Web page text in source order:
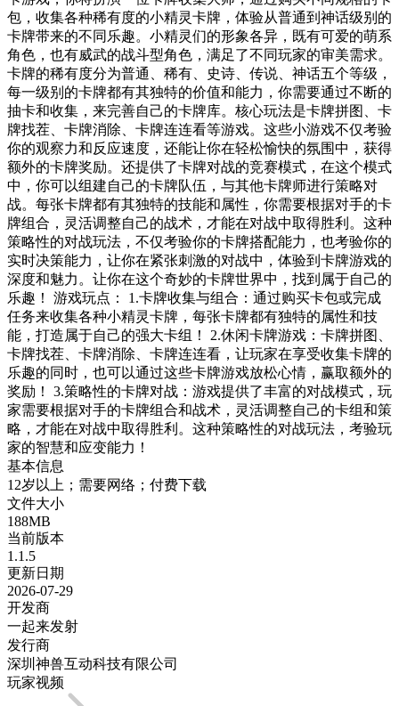
包，收集各种稀有度的小精灵卡牌，体验从普通到神话级别的
卡牌带来的不同乐趣。小精灵们的形象各异，既有可爱的萌系
角色，也有威武的战斗型角色，满足了不同玩家的审美需求。
卡牌的稀有度分为普通、稀有、史诗、传说、神话五个等级，
每一级别的卡牌都有其独特的价值和能力，你需要通过不断的
抽卡和收集，来完善自己的卡牌库。核心玩法是卡牌拼图、卡
牌找茬、卡牌消除、卡牌连连看等游戏。这些小游戏不仅考验
你的观察力和反应速度，还能让你在轻松愉快的氛围中，获得
额外的卡牌奖励。还提供了卡牌对战的竞赛模式，在这个模式
中，你可以组建自己的卡牌队伍，与其他卡牌师进行策略对
战。每张卡牌都有其独特的技能和属性，你需要根据对手的卡
牌组合，灵活调整自己的战术，才能在对战中取得胜利。这种
策略性的对战玩法，不仅考验你的卡牌搭配能力，也考验你的
实时决策能力，让你在紧张刺激的对战中，体验到卡牌游戏的
深度和魅力。让你在这个奇妙的卡牌世界中，找到属于自己的
乐趣！ 游戏玩点： 1.卡牌收集与组合：通过购买卡包或完成
任务来收集各种小精灵卡牌，每张卡牌都有独特的属性和技
能，打造属于自己的强大卡组！ 2.休闲卡牌游戏：卡牌拼图、
卡牌找茬、卡牌消除、卡牌连连看，让玩家在享受收集卡牌的
乐趣的同时，也可以通过这些卡牌游戏放松心情，赢取额外的
奖励！ 3.策略性的卡牌对战：游戏提供了丰富的对战模式，玩
家需要根据对手的卡牌组合和战术，灵活调整自己的卡组和策
略，才能在对战中取得胜利。这种策略性的对战玩法，考验玩
家的智慧和应变能力！
基本信息
12岁以上；需要网络；付费下载
文件大小
188MB
当前版本
1.1.5
更新日期
2026-07-29
开发商
一起来发射
发行商
深圳神兽互动科技有限公司
玩家视频